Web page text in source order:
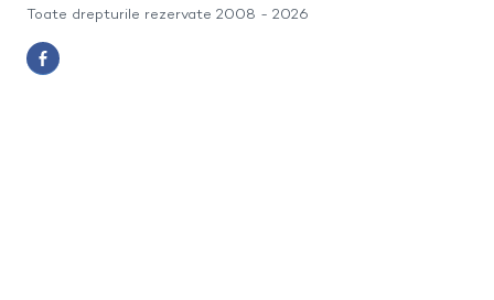
Toate drepturile rezervate 2008 - 2026